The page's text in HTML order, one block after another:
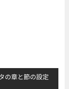
の章と節の設定